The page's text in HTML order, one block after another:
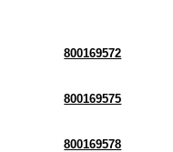
800169572
800169575
800169578